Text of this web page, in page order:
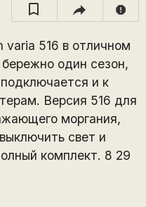
report
varia 516 в отличном
один сезон,
и к
Версия 516 для
моргания,
свет и
комплект. 8 29